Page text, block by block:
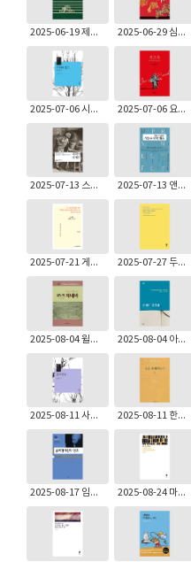
2025-06-19 제랄드 호돈: 빌립보서 2025-06-29 심규호: 연표와 사진으로 보는 중국사
2025-07-06 시모다 마사히로: 붓다와 정토 - 대승불전 II 2025-07-06 요아힘 E. 베렌트: 재즈북
2025-07-13 스타티스 프실로스: 과학적 실재론 2025-07-13 앤서니 티슬턴: 성경해석학 개론
2025-07-21 게오르그 빌헬름 프리드리히 헤겔: 법철학 (베를린, 1821년) 2025-07-27 두미트루 스터닐로에: 태초에 사랑이 있었다
2025-08-04 윌리엄 몬터: 칼빈의 제네바 2025-08-04 아서 O. 러브조이: 존재의 대연쇄
2025-08-11 사이토 아키라 외: 공과 중관 ─ 시리즈 대승불교 6 2025-08-11 한스 큉: 신은 존재하는가 1
2025-08-17 임마누엘 칸트: 윤리형이상학 정초 2025-08-24 마크 A. 매킨토시: 신앙의 논리